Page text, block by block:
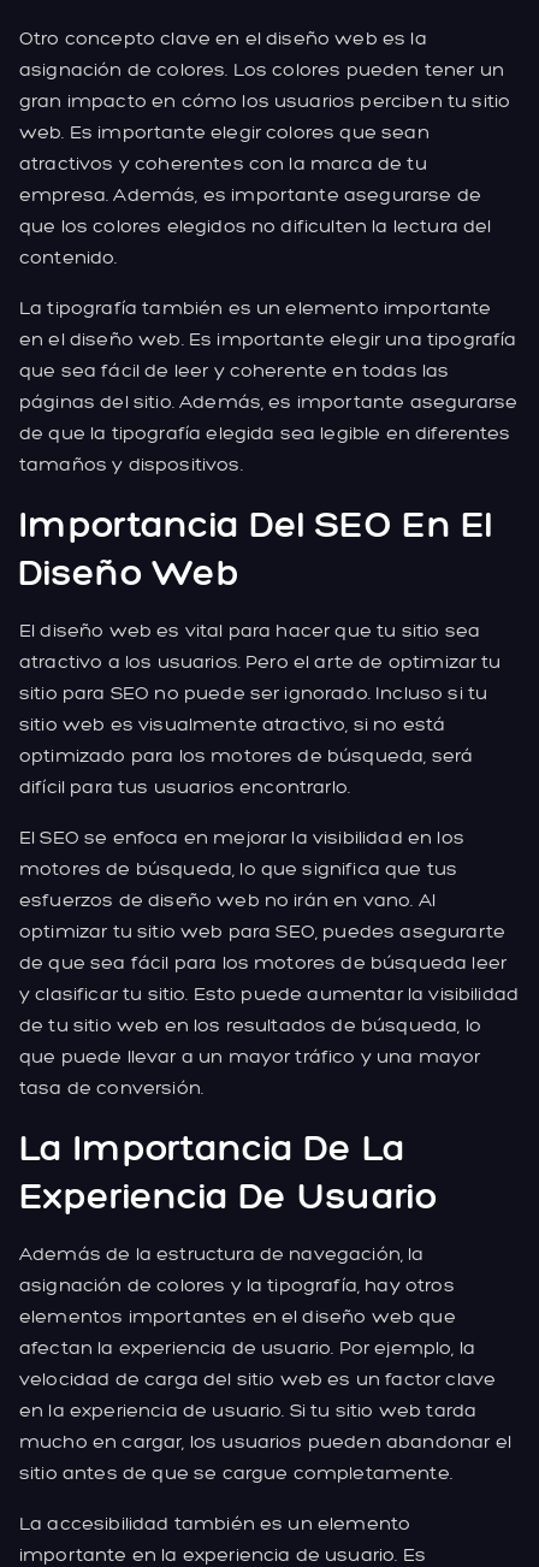
Otro concepto clave en el diseño web es la
asignación de colores. Los colores pueden tener un
gran impacto en cómo los usuarios perciben tu sitio
web. Es importante elegir colores que sean
atractivos y coherentes con la marca de tu
empresa. Además, es importante asegurarse de
que los colores elegidos no dificulten la lectura del
contenido.
La tipografía también es un elemento importante
en el diseño web. Es importante elegir una tipografía
que sea fácil de leer y coherente en todas las
páginas del sitio. Además, es importante asegurarse
de que la tipografía elegida sea legible en diferentes
tamaños y dispositivos.
Importancia Del SEO En El
Diseño Web
El diseño web es vital para hacer que tu sitio sea
atractivo a los usuarios. Pero el arte de optimizar tu
sitio para SEO no puede ser ignorado. Incluso si tu
sitio web es visualmente atractivo, si no está
optimizado para los motores de búsqueda, será
difícil para tus usuarios encontrarlo.
El SEO se enfoca en mejorar la visibilidad en los
motores de búsqueda, lo que significa que tus
esfuerzos de diseño web no irán en vano. Al
optimizar tu sitio web para SEO, puedes asegurarte
de que sea fácil para los motores de búsqueda leer
y clasificar tu sitio. Esto puede aumentar la visibilidad
de tu sitio web en los resultados de búsqueda, lo
que puede llevar a un mayor tráfico y una mayor
tasa de conversión.
La Importancia De La
Experiencia De Usuario
Además de la estructura de navegación, la
asignación de colores y la tipografía, hay otros
elementos importantes en el diseño web que
afectan la experiencia de usuario. Por ejemplo, la
velocidad de carga del sitio web es un factor clave
en la experiencia de usuario. Si tu sitio web tarda
mucho en cargar, los usuarios pueden abandonar el
sitio antes de que se cargue completamente.
La accesibilidad también es un elemento
importante en la experiencia de usuario. Es